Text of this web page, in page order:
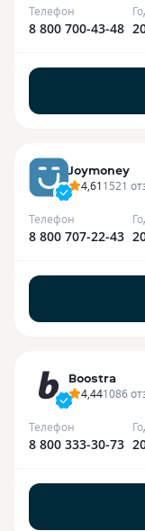
Телефон
8 800 700-43-48
Joymoney
4,611521
Телефон
8 800 707-22-43
Boostra
4,441086
Телефон
8 800 333-30-73